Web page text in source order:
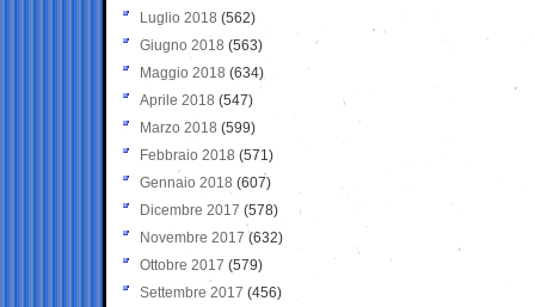
Luglio 2018 (562)
Giugno 2018 (563)
Maggio 2018 (634)
Aprile 2018 (547)
Marzo 2018 (599)
Febbraio 2018 (571)
Gennaio 2018 (607)
Dicembre 2017 (578)
Novembre 2017 (632)
Ottobre 2017 (579)
Settembre 2017 (456)